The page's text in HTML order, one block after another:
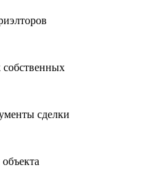
собственных
сделки